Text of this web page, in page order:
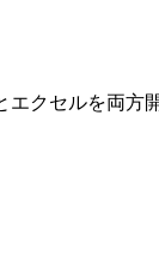
クセルを両方